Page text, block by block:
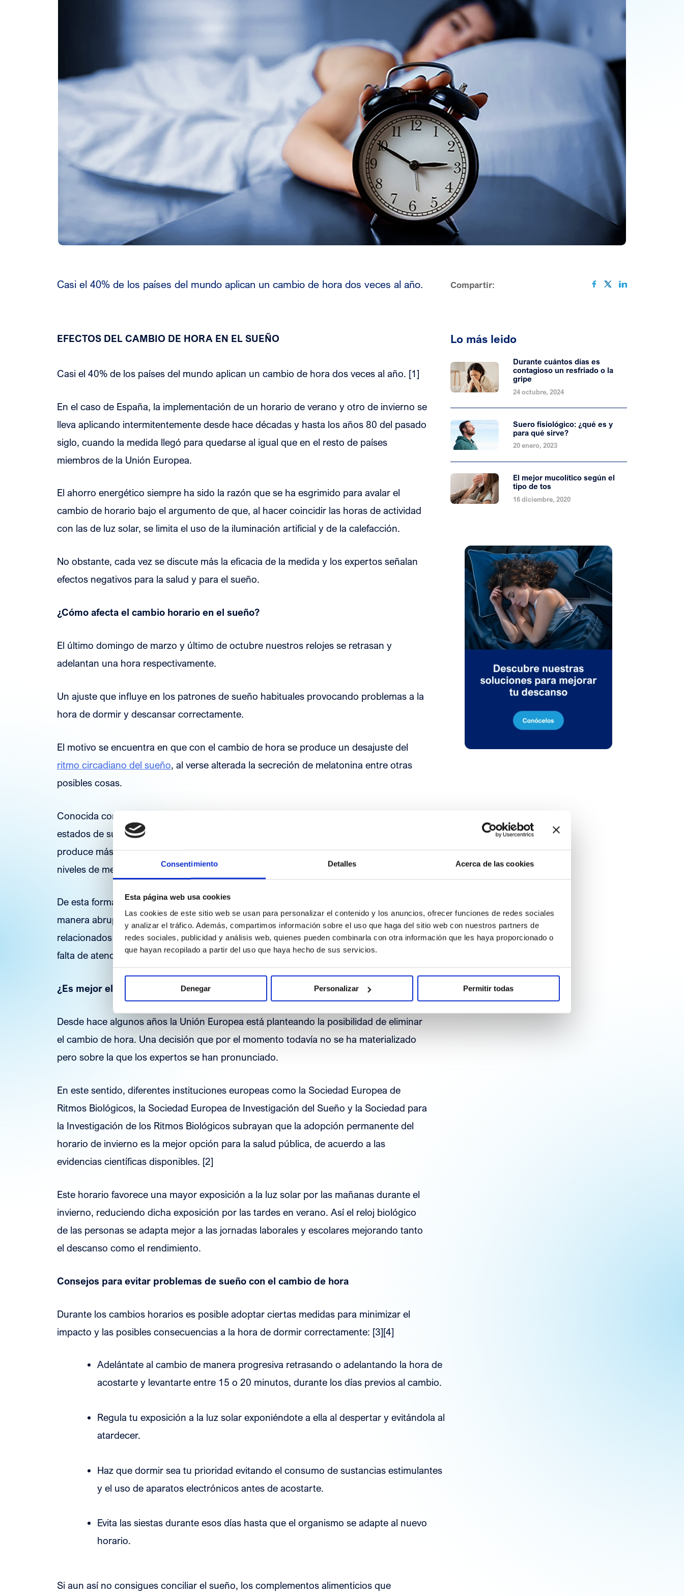
Consentimiento Detalles Acerca de las cookies
Esta página web usa cookies
Las cookies de este sitio web se usan para personalizar el contenido y los anuncios, ofrecer funciones de redes sociales
y analizar el tráfico. Además, compartimos información sobre el uso que haga del sitio web con nuestros partners de
redes sociales, publicidad y análisis web, quienes pueden combinarla con otra información que les haya proporcionado o
que hayan recopilado a partir del uso que haya hecho de sus servicios.
Denegar Personalizar Permitir todas
Casi el 40% de los países del mundo aplican un cambio de hora dos veces al año.
EFECTOS DEL CAMBIO DE HORA EN EL SUEÑO
Casi el 40% de los países del mundo aplican un cambio de hora dos veces al año. [1]
En el caso de España, la implementación de un horario de verano y otro de invierno se
lleva aplicando intermitentemente desde hace décadas y hasta los años 80 del pasado
siglo, cuando la medida llegó para quedarse al igual que en el resto de países
miembros de la Unión Europea.
El ahorro energético siempre ha sido la razón que se ha esgrimido para avalar el
cambio de horario bajo el argumento de que, al hacer coincidir las horas de actividad
con las de luz solar, se limita el uso de la iluminación artificial y de la calefacción.
No obstante, cada vez se discute más la eficacia de la medida y los expertos señalan
efectos negativos para la salud y para el sueño.
¿Cómo afecta el cambio horario en el sueño?
El último domingo de marzo y último de octubre nuestros relojes se retrasan y
adelantan una hora respectivamente.
Un ajuste que influye en los patrones de sueño habituales provocando problemas a la
hora de dormir y descansar correctamente.
El motivo se encuentra en que con el cambio de hora se produce un desajuste del
ritmo circadiano del sueño, al verse alterada la secreción de melatonina entre otras
posibles cosas.
Conocida como la hormona del sueño, la melatonina se encarga de regular los
estados de sueño y vigilia en función de la luz solar: en ausencia de luz natural se
produce más melatonina para inducir al sueño, mientras que en presencia de luz los
niveles de melatonina son bajos.
De esta forma, al reducirse o aumentarse las horas de exposición a la luz solar de
manera abrupta, es frecuente que aparezcan problemas para dormir y otros
relacionados como el cansancio, la fatiga, la irritabilidad, la somnolencia diurna o la
falta de atención.
¿Es mejor el horario de invierno o el de verano?
Desde hace algunos años la Unión Europea está planteando la posibilidad de eliminar
el cambio de hora. Una decisión que por el momento todavía no se ha materializado
pero sobre la que los expertos se han pronunciado.
En este sentido, diferentes instituciones europeas como la Sociedad Europea de
Ritmos Biológicos, la Sociedad Europea de Investigación del Sueño y la Sociedad para
la Investigación de los Ritmos Biológicos subrayan que la adopción permanente del
horario de invierno es la mejor opción para la salud pública, de acuerdo a las
evidencias científicas disponibles. [2]
Este horario favorece una mayor exposición a la luz solar por las mañanas durante el
invierno, reduciendo dicha exposición por las tardes en verano. Así el reloj biológico
de las personas se adapta mejor a las jornadas laborales y escolares mejorando tanto
el descanso como el rendimiento.
Consejos para evitar problemas de sueño con el cambio de hora
Durante los cambios horarios es posible adoptar ciertas medidas para minimizar el
impacto y las posibles consecuencias a la hora de dormir correctamente: [3][4]
Adelántate al cambio de manera progresiva retrasando o adelantando la hora de
acostarte y levantarte entre 15 o 20 minutos, durante los días previos al cambio.
Regula tu exposición a la luz solar exponiéndote a ella al despertar y evitándola al
atardecer.
Haz que dormir sea tu prioridad evitando el consumo de sustancias estimulantes
y el uso de aparatos electrónicos antes de acostarte.
Evita las siestas durante esos días hasta que el organismo se adapte al nuevo
horario.
Si aun así no consigues conciliar el sueño, los complementos alimenticios que
Compartir:
Lo más leido
Durante cuántos días es
contagioso un resfriado o la
gripe
24 octubre, 2024
Suero fisiológico: ¿qué es y
para qué sirve?
20 enero, 2023
El mejor mucolítico según el
tipo de tos
16 diciembre, 2020